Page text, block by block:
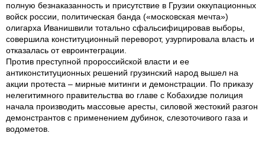
полную безнаказанность и присутствие в Грузии оккупационных
войск россии, политическая банда («московская мечта»)
олигарха Иванишвили тотально сфальсифицировав выборы,
совершила конституционный переворот, узурпировала власть и
отказалась от евроинтеграции.
Против преступной пророссийской власти и ее
антиконституционных решений грузинский народ вышел на
акции протеста – мирные митинги и демонстрации. По приказу
нелегитимного правительства во главе с Кобахидзе полиция
начала производить массовые аресты, силовой жестокий разгон
демонстрантов с применением дубинок, слезоточивого газа и
водометов.